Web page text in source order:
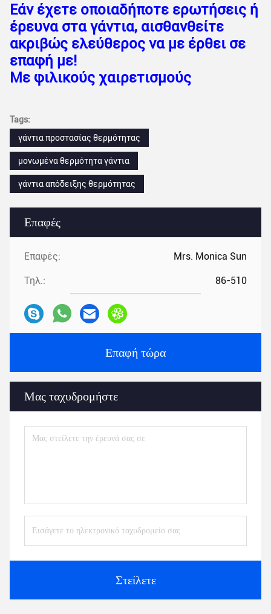
Επαφές
Επαφές: Mrs. Monica Sun
Τηλ.: 86-510
Επαφή τώρα
Μας ταχυδρομήστε
Στείλετε
Εάν έχετε οποιαδήποτε ερωτήσεις ή
έρευνα στα γάντια, αισθανθείτε
ακριβώς ελεύθερος να με έρθει σε
επαφή με!
Με φιλικούς χαιρετισμούς
Tags:
γάντια προστασίας θερμότητας
μονωμένα θερμότητα γάντια
γάντια απόδειξης θερμότητας